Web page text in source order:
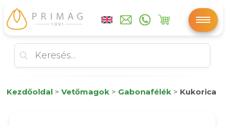
Kezdőoldal > Vetőmagok > Gabonafélék > Kukorica